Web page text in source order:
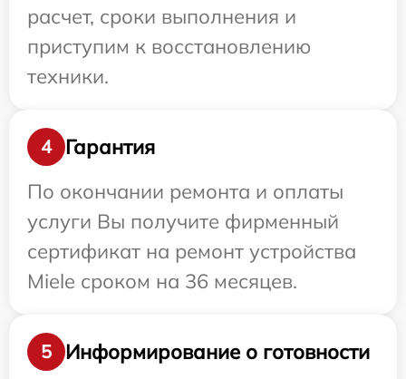
расчет, сроки выполнения и
приступим к восстановлению
техники.
4
Гарантия
По окончании ремонта и оплаты
услуги Вы получите фирменный
сертификат на ремонт устройства
Miele сроком на 36 месяцев.
5
Информирование о готовности